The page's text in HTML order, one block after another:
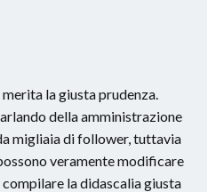
la giusta prudenza.
della amministrazione
migliaia di follower, tuttavia
veramente modificare
compilare la didascalia giusta